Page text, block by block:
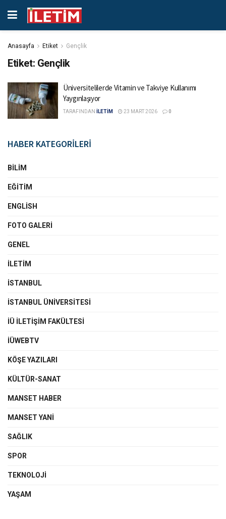
Anasayfa Etiket Gençlik
Etiket: Gençlik
Üniversitelilerde Vitamin ve Takviye Kullanımı
Yaygınlaşıyor
TARAFINDAN İLETİM 23 MART 2026 0
HABER KATEGORİLERİ
BILIM
EĞITIM
ENGLISH
FOTO GALERI
GENEL
İLETIM
İSTANBUL
İSTANBUL ÜNIVERSITESI
İÜ İLETIŞIM FAKÜLTESI
İÜWEBTV
KÖŞE YAZILARI
KÜLTÜR-SANAT
MANSET HABER
MANSET YANI
SAĞLIK
SPOR
TEKNOLOJI
YAŞAM